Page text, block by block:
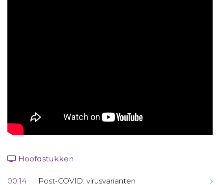
Hoofdstukken
00:14 Post-COVID: virusvarianten